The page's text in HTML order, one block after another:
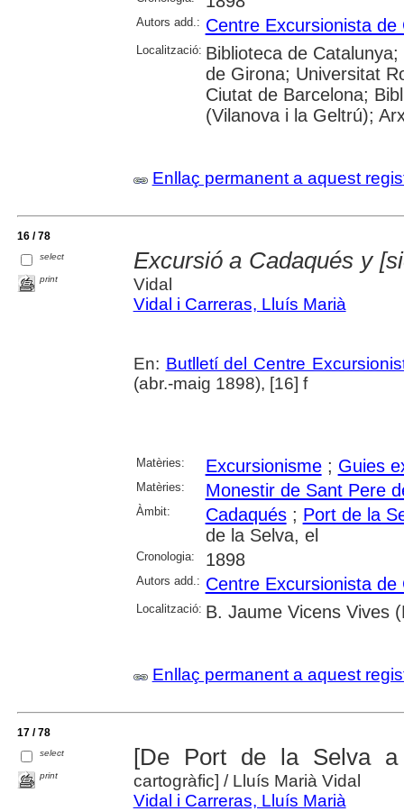
Autors add.: Centre Excursionista de
Localització: Biblioteca de
de Girona; Universitat
Ciutat de Barcelona;
(Vilanova i la Geltrú);
Enllaç permanent a aquest
16 / 78
select
print
Excursió a Cadaqués y
Vidal
Vidal i Carreras, Lluís Marià
En: Butlletí del Centre
(abr.-maig 1898), [16] f
Matèries: Excursionisme; Guies
Matèries: Monestir de Sant Pere
Àmbit: Cadaqués; Port de la
de la Selva, el
Cronologia: 1898
Autors add.: Centre Excursionista de
Localització: B. Jaume Vicens Vives
Enllaç permanent a aquest
17 / 78
select
print
[De Port de la Selva a
cartogràfic] / Lluís Marià Vidal
Vidal i Carreras, Lluís Marià